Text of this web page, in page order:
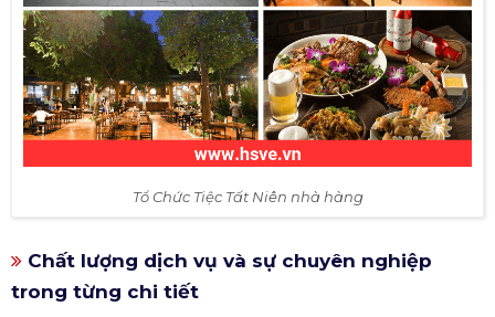
Tổ Chức Tiệc Tất Niên nhà hàng
Chất lượng dịch vụ và sự chuyên nghiệp
trong từng chi tiết